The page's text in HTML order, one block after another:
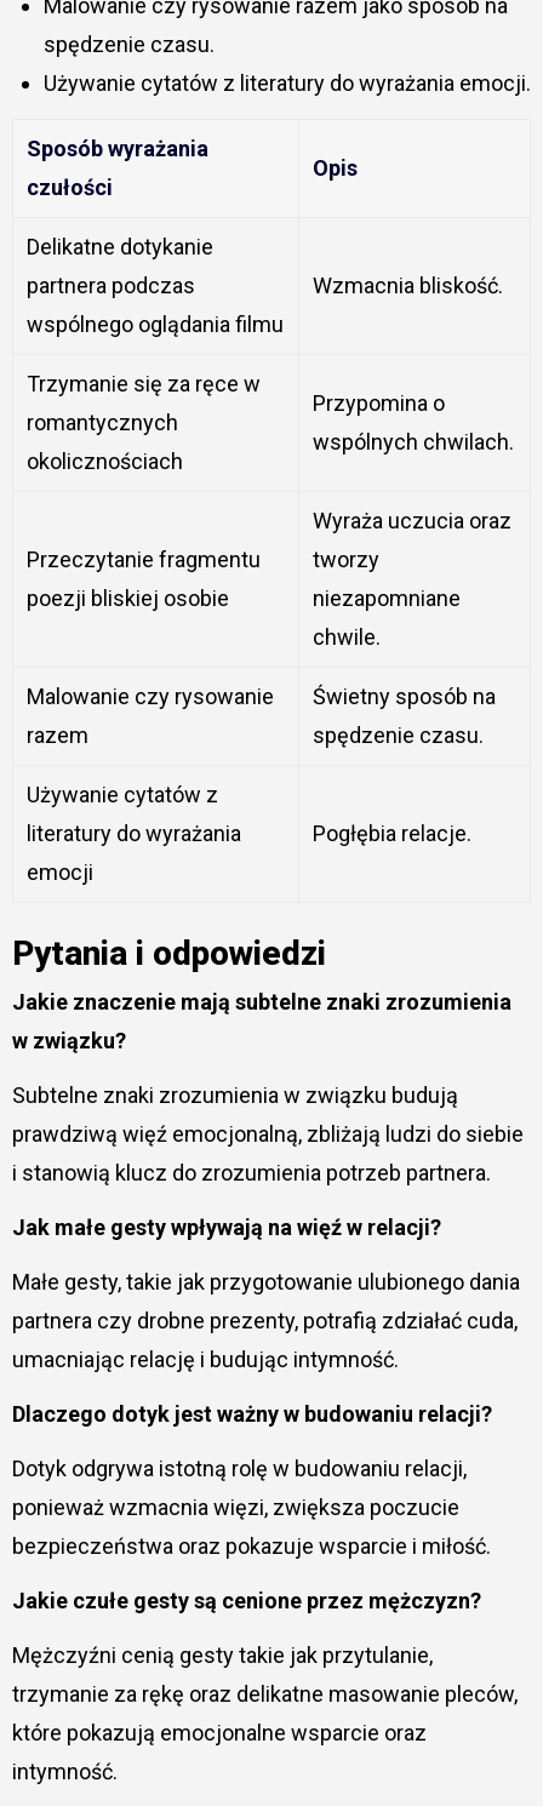
spędzenie czasu.
Używanie cytatów z literatury do wyrażania emocji.
Sposób wyrażania
czułości
Opis
Delikatne dotykanie
partnera podczas
wspólnego oglądania filmu
Wzmacnia bliskość.
Trzymanie się za ręce w
romantycznych
okolicznościach
Przypomina o
wspólnych chwilach.
Przeczytanie fragmentu
poezji bliskiej osobie
Wyraża uczucia oraz
tworzy
niezapomniane
chwile.
Malowanie czy rysowanie
razem
Świetny sposób na
spędzenie czasu.
Używanie cytatów z
literatury do wyrażania
emocji
Pogłębia relacje.
Pytania i odpowiedzi
Jakie znaczenie mają subtelne znaki zrozumienia
w związku?
Subtelne znaki zrozumienia w związku budują
prawdziwą więź emocjonalną, zbliżają ludzi do siebie
i stanowią klucz do zrozumienia potrzeb partnera.
Jak małe gesty wpływają na więź w relacji?
Małe gesty, takie jak przygotowanie ulubionego dania
partnera czy drobne prezenty, potrafią zdziałać cuda,
umacniając relację i budując intymność.
Dlaczego dotyk jest ważny w budowaniu relacji?
Dotyk odgrywa istotną rolę w budowaniu relacji,
ponieważ wzmacnia więzi, zwiększa poczucie
bezpieczeństwa oraz pokazuje wsparcie i miłość.
Jakie czułe gesty są cenione przez mężczyzn?
Mężczyźni cenią gesty takie jak przytulanie,
trzymanie za rękę oraz delikatne masowanie pleców,
które pokazują emocjonalne wsparcie oraz
intymność.